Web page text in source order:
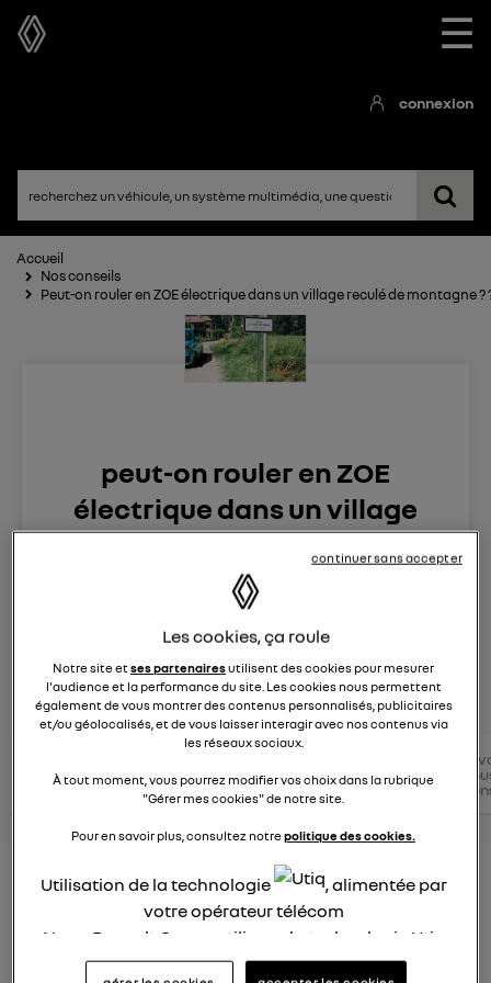
☰
connexion
Accueil
Nos conseils
Peut-on rouler en ZOE électrique dans un village reculé de montagne ?
peut-on rouler en ZOE
électrique dans un village
reculé de montagne ? ?
21 décembre 2022
Zoe E-Tech électrique
posez une question
Tech
électriques
RENAULT
électriques
Renault
Peut-on rouler en ZOE électrique
dans un village reculé de
montagne ?
Les cookies, ça roule
Notre site etses partenairesutilisent des cookies pour mesurer
l'audience et la performance du site. Les cookies nous permettent
également de vous montrer des contenus personnalisés, publicitaires
et/ou géolocalisés, et de vous laisser interagir avec nos contenus via
les réseaux sociaux.
À tout moment, vous pourrez modifier vos choix dans la rubrique
"Gérer mes cookies" de notre site.
Pour en savoir plus, consultez notrepolitique des cookies.
Utilisation de la technologie
, alimentée par
votre opérateur télécom
Nous, Renault Group, utilisons la technologie Utiq
pour nos activités digitales (telles que décrites
continuer sans accepter